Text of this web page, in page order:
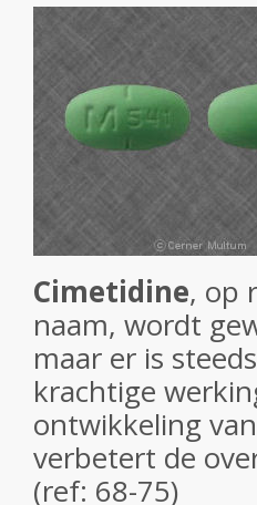
Cimetidine, op
naam, wordt
maar er is
krachtige
ontwikkeling
verbetert de
(ref: 68-75)